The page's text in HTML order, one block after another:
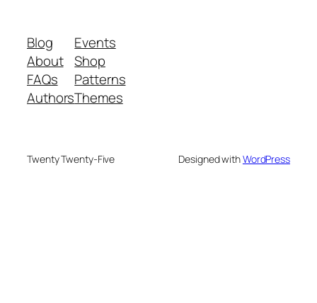
Blog
About
FAQs
Authors
Events
Shop
Patterns
Themes
Twenty Twenty-Five Designed withWordPress